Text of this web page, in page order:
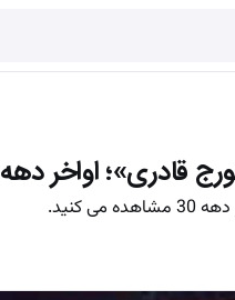
قادری»؛ اواخر دهه 30